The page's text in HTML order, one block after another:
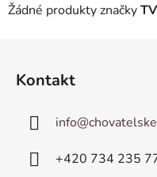
Žádné produkty značky
Kontakt
info@
+420 ­734 235